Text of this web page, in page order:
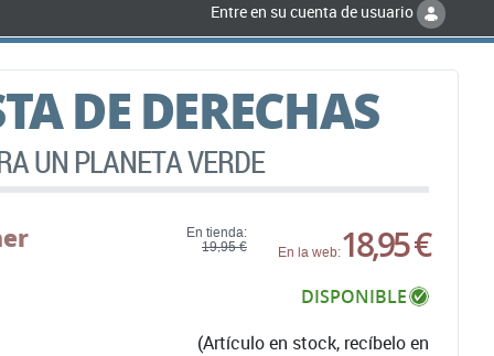
Entre en su cuenta de usuario
DE DERECHAS
UN PLANETA VERDE
En tienda:
19,95 €
En la web:18,95 €
DISPONIBLE
(Artículo en stock, recíbelo en